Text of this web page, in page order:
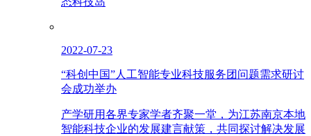
2022-07-23
“科创中国”人工智能专业科技服务团问题需求研讨
会成功举办
产学研用各界专家学者齐聚一堂，为江苏南京本地
智能科技企业的发展建言献策，共同探讨解决发展